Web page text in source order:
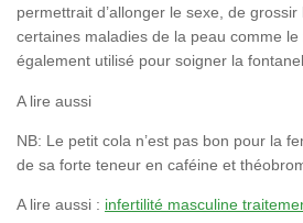
permettrait d’allonger le sexe, de
certaines maladies de la peau comme
également utilisé pour soigner la
A lire aussi
NB: Le petit cola n’est pas bon pour la
de sa forte teneur en caféine et
A lire aussi : infertilité masculine